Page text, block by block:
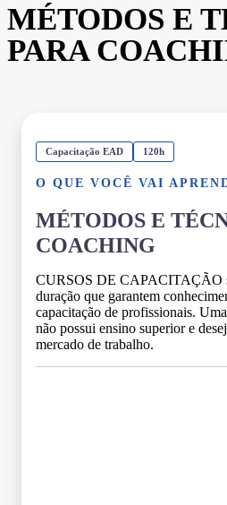
MÉTODOS E
PARA
Capacitação EAD 120h
O QUE VOCÊ VAI
MÉTODOS E
COACHING
CURSOS DE CAPACITAÇÃO
duração que garantem
capacitação de profissionais.
não possui ensino superior e
mercado de trabalho.